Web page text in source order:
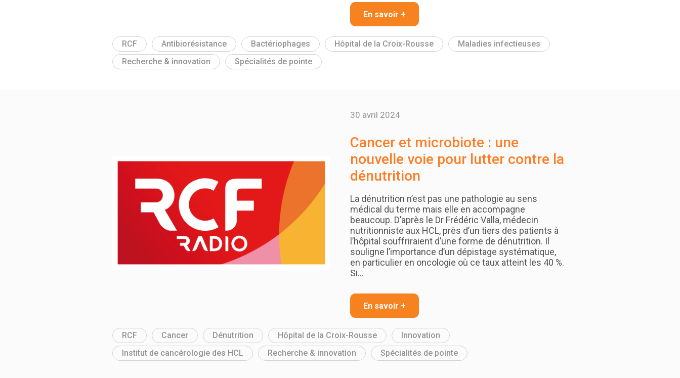
En savoir +
RCF Antibiorésistance Bactériophages Hôpital de la Croix-Rousse
Maladies infectieuses
Recherche & innovation
Spécialités de pointe
30 avril 2024
Cancer et microbiote : une
nouvelle voie pour lutter contre la
dénutrition
La dénutrition n’est pas une pathologie au sens
médical du terme mais elle en accompagne
beaucoup. D’après le Dr Frédéric Valla, médecin
nutritionniste aux HCL, près d’un tiers des patients à
l’hôpital souffriraient d’une forme de dénutrition. Il
souligne l’importance d’un dépistage systématique,
en particulier en oncologie où ce taux atteint les 40 %.
Si…
En savoir +
RCF Cancer Dénutrition Hôpital de la Croix-Rousse
Innovation
Institut de cancérologie des HCL
Recherche & innovation Spécialités de pointe